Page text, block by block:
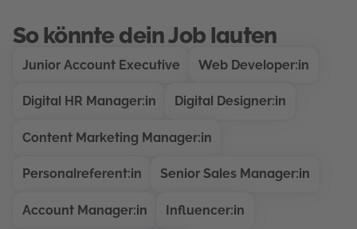
So könnte dein Job lauten
Junior Account Executive Web Developer:in
Digital HR Manager:in Digital Designer:in
Content Marketing Manager:in
Personalreferent:in Senior Sales Manager:in
Account Manager:in Influencer:in